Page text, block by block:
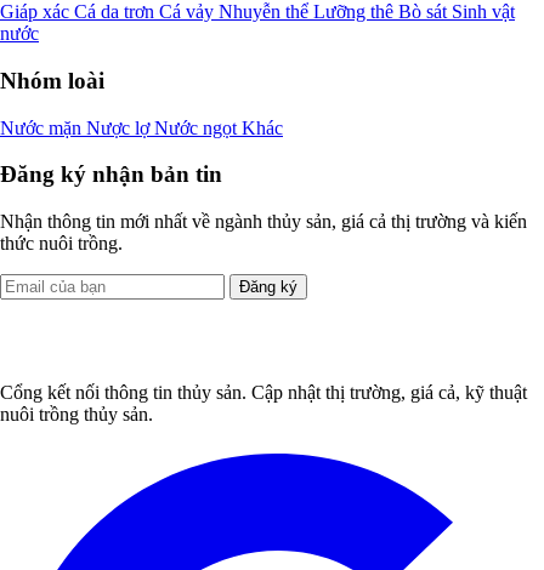
Giáp xác Cá da trơn Cá vảy Nhuyễn thể Lưỡng thê Bò sát Sinh vật
nước
Nhóm loài
Nước mặn Nược lợNước ngọt Khác
Đăng ký nhận bản tin
Nhận thông tin mới nhất về ngành thủy sản, giá cả thị trường và kiến
thức nuôi trồng.
Đăng ký
Cổng kết nối thông tin thủy sản. Cập nhật thị trường, giá cả, kỹ thuật
nuôi trồng thủy sản.